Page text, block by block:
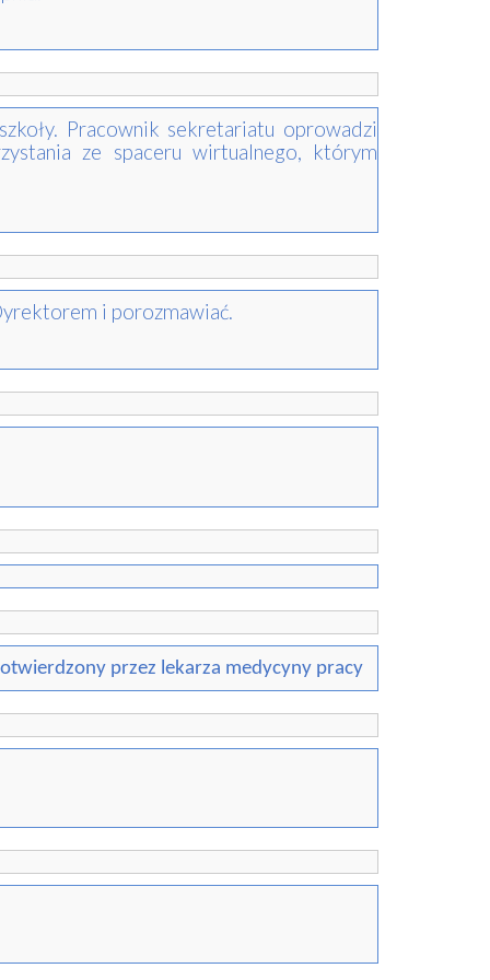
Pracownik sekretariatu oprowadzi
ze spaceru wirtualnego, którym
i porozmawiać.
przez lekarza medycyny pracy